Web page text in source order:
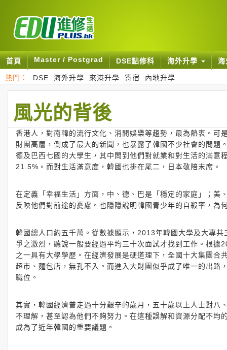
首頁 Master / Postgrad DSE點修科 海外升學
熱門： DSE 海外升學 來港升學 寄宿 內地升學
風光的背後
香港人，對南韓的流行文化、消閒娛樂等趨勢，最為熱衷。
財團高層，倒成了最大的新聞，也暴露了韓國不少社會的問
德及巴西七國的大學生，其中問到他們對就業和對生活的滿
21.5%。而對生活滿意度，韓國也排在尾二，日本敬陪末席。
在定義「幸福生活」方面，中、德、巴是「穩定的家庭」；
反映他們對前途的憂慮。也隱隱說明韓國青少年的自殺率，為
韓國總人口約五千萬。從數據顯示，2013年韓國大學及大專
爭之激烈，聽說一般要經過平均三十次面試才找到工作。根
之一具有大學學歷。在經濟發展是硬道理下，全國十大集團
超市、麵包店，無孔不入。而進入大財團似乎成了唯一的出
職位。
其實，韓國經濟曾走過十分艱辛的歲月，五十歲以上人士對
不理解，甚至認為他們不夠努力。在這種誤解和資源分配不
成為了近年韓國的重要議題。